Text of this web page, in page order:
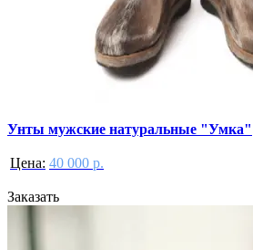
Унты мужские натуральные "Умка"
Цена: 40 000 р.
Заказать